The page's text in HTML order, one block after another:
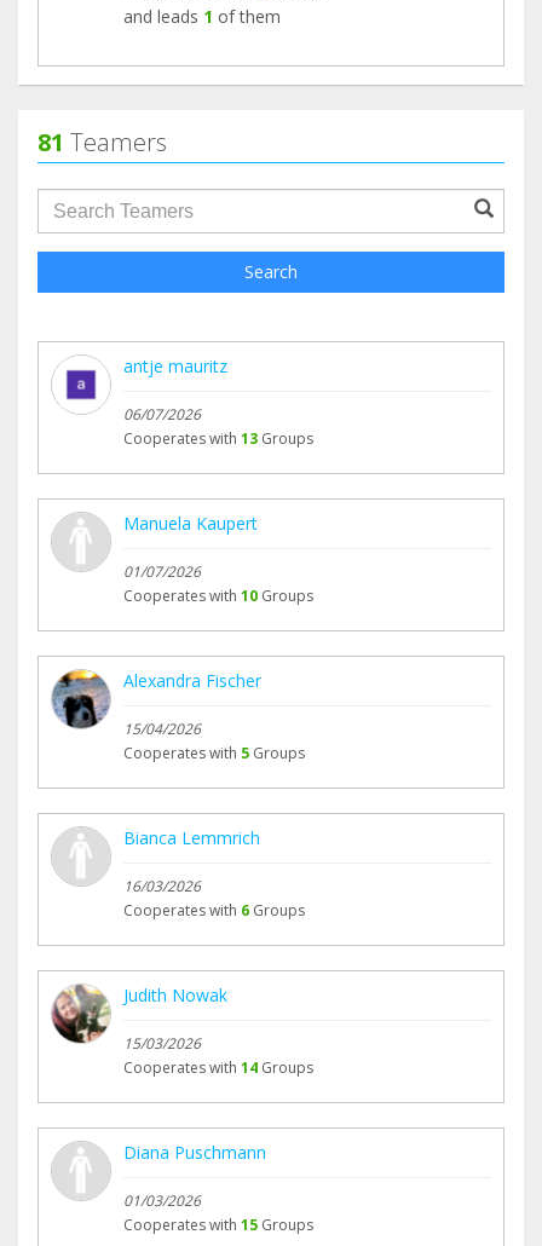
and leads 1 of them
81 Teamers
groupProfile.searchForm.search.text???
Search
antje mauritz
06/07/2026
Cooperates with 13 Groups
Manuela Kaupert
01/07/2026
Cooperates with 10 Groups
Alexandra Fischer
15/04/2026
Cooperates with 5 Groups
Bianca Lemmrich
16/03/2026
Cooperates with 6 Groups
Judith Nowak
15/03/2026
Cooperates with 14 Groups
Diana Puschmann
01/03/2026
Cooperates with 15 Groups